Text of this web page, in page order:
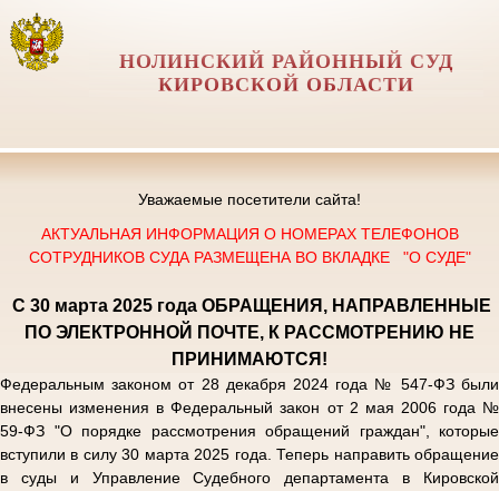
НОЛИНСКИЙ РАЙОННЫЙ СУД
КИРОВСКОЙ ОБЛАСТИ
Уважаемые посетители сайта!
АКТУАЛЬНАЯ ИНФОРМАЦИЯ О НОМЕРАХ ТЕЛЕФОНОВ
СОТРУДНИКОВ СУДА РАЗМЕЩЕНА ВО ВКЛАДКЕ "О СУДЕ"
С 30 марта 2025 года ОБРАЩЕНИЯ, НАПРАВЛЕННЫЕ
ПО ЭЛЕКТРОННОЙ ПОЧТЕ, К РАССМОТРЕНИЮ НЕ
ПРИНИМАЮТСЯ!
Федеральным законом от 28 декабря 2024 года № 547-ФЗ были
внесены изменения в Федеральный закон от 2 мая 2006 года №
59-ФЗ "О порядке рассмотрения обращений граждан", которые
вступили в силу 30 марта 2025 года. Теперь направить обращение
в суды и Управление Судебного департамента в Кировской